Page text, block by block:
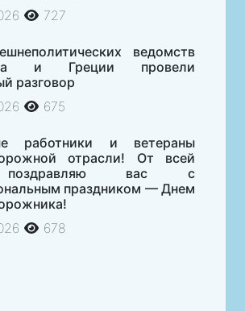
727
ведомств
и Греции провели
разговор
675
работники и ветераны
отрасли! От всей
вас с
праздником — Днем
678